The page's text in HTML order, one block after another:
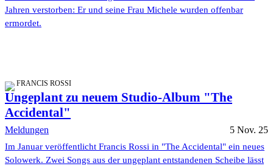
Jahren verstorben: Er und seine Frau Michele wurden offenbar
ermordet.
FRANCIS ROSSI
Ungeplant zu neuem Studio-Album "The
Accidental"
Meldungen 5 Nov. 25
Im Januar veröffentlicht Francis Rossi in "The Accidental" ein neues
Solowerk. Zwei Songs aus der ungeplant entstandenen Scheibe lässt